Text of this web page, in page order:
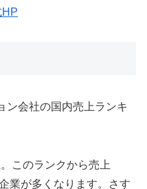
ン会社の国内売上ランキ
このランクから売上
業が多くなります。さす